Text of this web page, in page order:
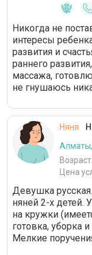
Никогда не
интересы
развития и
раннего
массажа,
не гнушаюсь
Няня
Возраст:
Цена
Девушка
няней 2-х детей.
на кружки
готовка, уборка
Мелкие